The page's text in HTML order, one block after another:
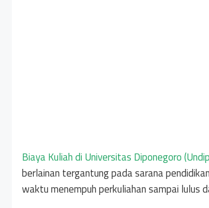
Biaya Kuliah di Universitas Diponegoro
berlainan tergantung pada sarana
waktu menempuh perkuliahan sampai lulus